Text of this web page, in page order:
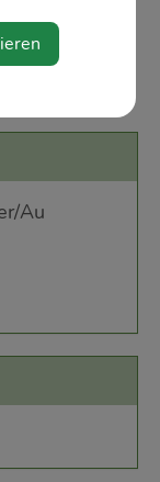
Infos zur
059 144
Au